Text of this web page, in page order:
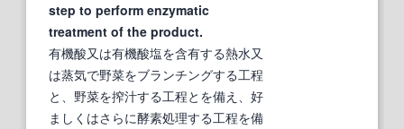
step to perform enzymatic
treatment of the product.
有機酸又は有機酸塩を含有する熱水又
は蒸気で野菜をブランチングする工程
と、野菜を搾汁する工程とを備え、好
ましくはさらに酵素処理する工程を備